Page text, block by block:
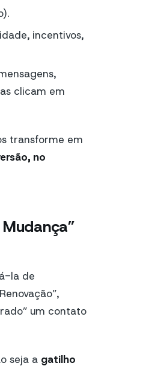
incentivos,
clicam em
transforme em
no
la de
um contato
seja a gatilho